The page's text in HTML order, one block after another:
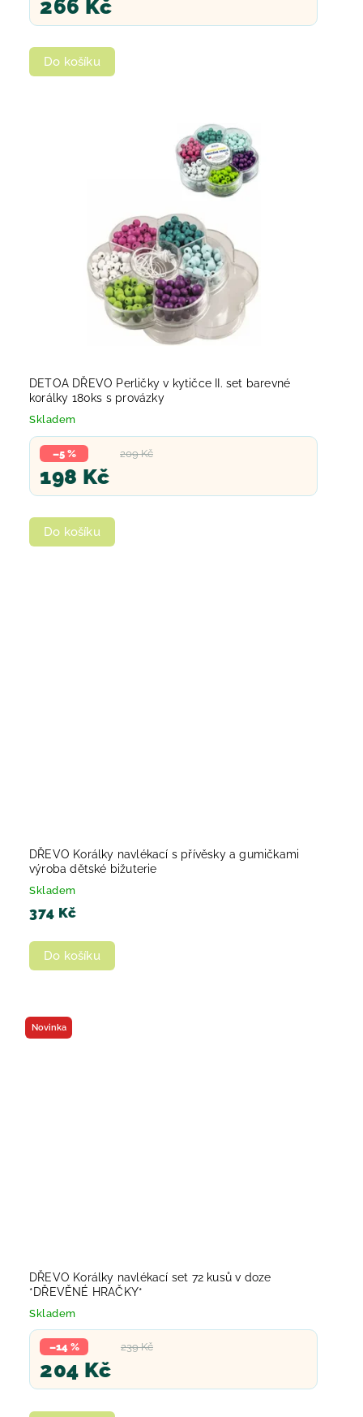
266 Kč
Do košíku
DETOA DŘEVO Perličky v kytičce II. set barevné
korálky 180ks s provázky
Skladem
209 Kč
–5 %
198 Kč
Do košíku
DŘEVO Korálky navlékací s přívěsky a gumičkami
výroba dětské bižuterie
Skladem
374 Kč
Do košíku
Novinka
DŘEVO Korálky navlékací set 72 kusů v doze
*DŘEVĚNÉ HRAČKY*
Skladem
239 Kč
–14 %
204 Kč